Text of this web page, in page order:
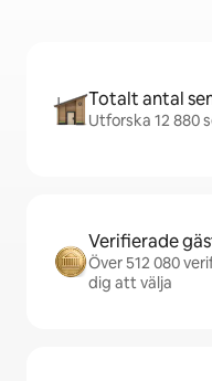
Totalt antal
Utforska 12 880
Verifierade
Över 512 080
dig att välja